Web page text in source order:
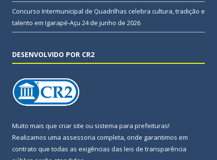
Concurso Intermunicipal de Quadrilhas celebra cultura, tradição e
talento em Igarapé-Açu 24 de junho de 2026
DESENVOLVIDO POR CR2
Muito mais que criar site ou sistema para prefeituras!
Realizamos uma assessoria completa, onde garantimos em
contrato que todas as exigências das leis de transparência